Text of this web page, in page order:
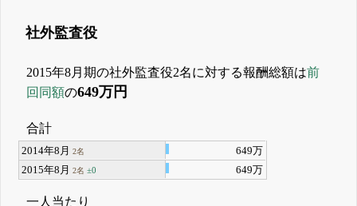
社外監査役
2015年8月期の社外監査役2名に対する報酬総額は前
回同額の649万円
合計
2014年8月2名
649万
2015年8月2名 ±0 649万
一人当たり